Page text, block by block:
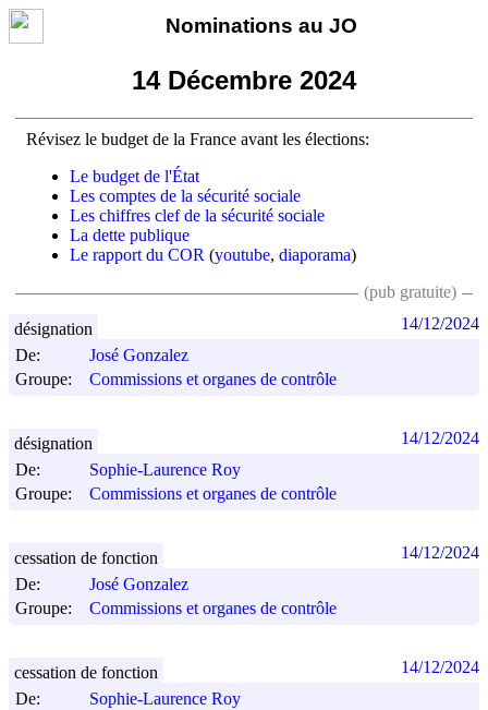
Nominations au JO
14 Décembre 2024
Révisez le budget de la France avant les élections:
Le budget de l'État
Les comptes de la sécurité sociale
Les chiffres clef de la sécurité sociale
La dette publique
Le rapport du COR (youtube, diaporama)
(pub gratuite)
De:
José Gonzalez
Groupe:
Commissions et organes de contrôle
désignation 14/12/2024
De:
Sophie-Laurence Roy
Groupe:
Commissions et organes de contrôle
désignation 14/12/2024
De:
José Gonzalez
Groupe:
Commissions et organes de contrôle
cessation de fonction 14/12/2024
De:
Sophie-Laurence Roy
cessation de fonction 14/12/2024